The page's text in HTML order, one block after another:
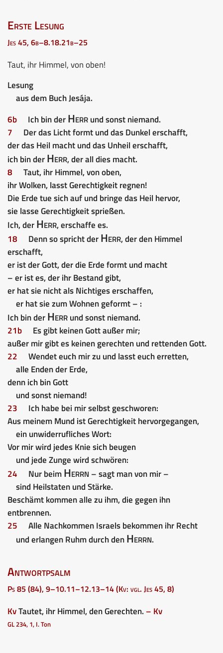
Erste Lesung
Jes 45, 6b–8.18.21b–25
Taut, ihr Himmel, von oben!
Lesung
aus dem Buch Jesája.
6b
Ich bin derHerrund sonst niemand.
7
Der das Licht formt und das Dunkel erschafft,
der das Heil macht und das Unheil erschafft,
ich bin derHerr, der all dies macht.
8
Taut, ihr Himmel, von oben,
ihr Wolken, lasst Gerechtigkeit regnen!
Die Erde tue sich auf und bringe das Heil hervor,
sie lasse Gerechtigkeit sprießen.
Ich, derHerr, erschaffe es.
18
Denn so spricht derHerr, der den Himmel
erschafft,
er ist der Gott, der die Erde formt und macht
– er ist es, der ihr Bestand gibt,
er hat sie nicht als Nichtiges erschaffen,
er hat sie zum Wohnen geformt – :
Ich bin derHerrund sonst niemand.
21b
Es gibt keinen Gott außer mir;
außer mir gibt es keinen gerechten und rettenden Gott.
22
Wendet euch mir zu und lasst euch erretten,
alle Enden der Erde,
denn ich bin Gott
und sonst niemand!
23
Ich habe bei mir selbst geschworen:
Aus meinem Mund ist Gerechtigkeit hervorgegangen,
ein unwiderrufliches Wort:
Vor mir wird jedes Knie sich beugen
und jede Zunge wird schwören:
24
Nur beimHerrn– sagt man von mir –
sind Heilstaten und Stärke.
Beschämt kommen alle zu ihm, die gegen ihn
entbrennen.
25
Alle Nachkommen Israels bekommen ihr Recht
und erlangen Ruhm durch denHerrn.
Antwortpsalm
Ps 85 (84), 9–10.11–12.13–14 (Kv: vgl. Jes 45, 8)
KvTautet, ihr Himmel, den Gerechten. – Kv
GL 234, 1, I. Ton